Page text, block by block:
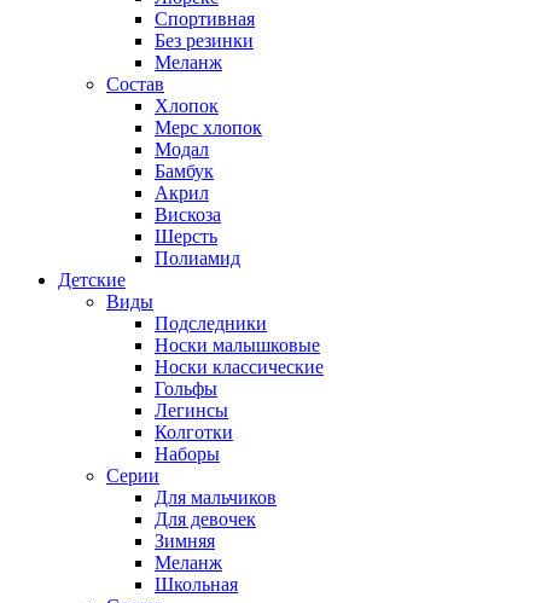
Спортивная
Без резинки
Меланж
Состав
Хлопок
Мерс хлопок
Модал
Бамбук
Акрил
Вискоза
Шерсть
Полиамид
Детские
Виды
Подследники
Носки малышковые
Носки классические
Гольфы
Легинсы
Колготки
Наборы
Серии
Для мальчиков
Для девочек
Зимняя
Меланж
Школьная